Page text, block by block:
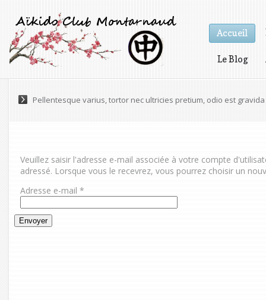
Accueil
Le Blog
Pellentesque varius, tortor nec ultricies pretium, odio est
Veuillez saisir l'adresse e-mail associée à votre compte
adressé. Lorsque vous le recevrez, vous pourrez choisir un
Adresse e-mail *
Envoyer